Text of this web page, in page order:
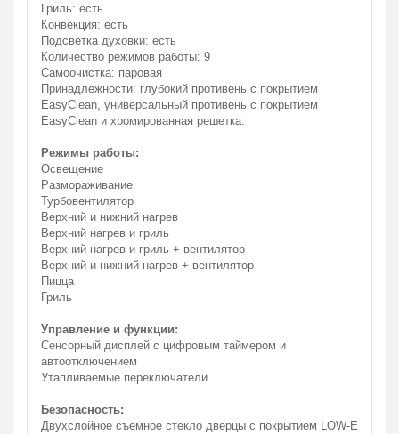
Гриль: есть
Конвекция: есть
Подсветка духовки: есть
Количество режимов работы: 9
Самоочистка: паровая
Принадлежности: глубокий противень с покрытием
EasyClean, универсальный противень с покрытием
EasyClean и хромированная решетка.
Режимы работы:
Освещение
Размораживание
Турбовентилятор
Верхний и нижний нагрев
Верхний нагрев и гриль
Верхний нагрев и гриль + вентилятор
Верхний и нижний нагрев + вентилятор
Пицца
Гриль
Управление и функции:
Сенсорный дисплей с цифровым таймером и
автоотключением
Утапливаемые переключатели
Безопасность:
Двухслойное съемное стекло дверцы с покрытием LOW-E